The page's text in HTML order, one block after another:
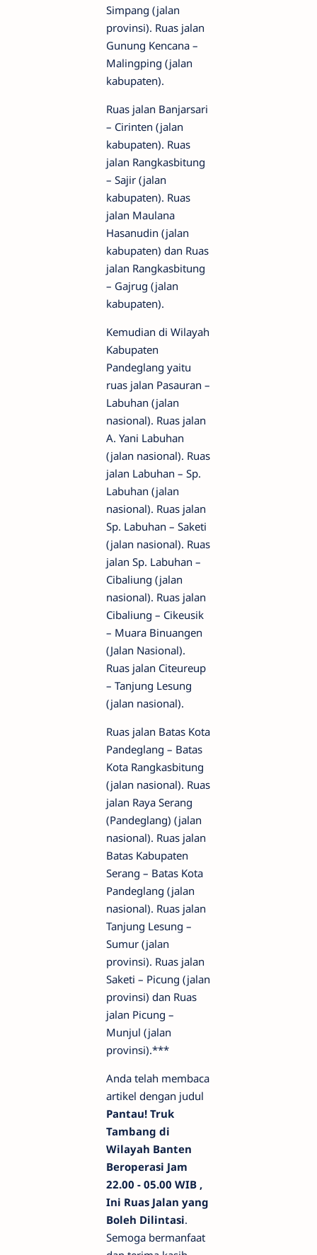
Simpang (jalan
provinsi). Ruas jalan
Gunung Kencana –
Malingping (jalan
kabupaten).
Ruas jalan Banjarsari
– Cirinten (jalan
kabupaten). Ruas
jalan Rangkasbitung
– Sajir (jalan
kabupaten). Ruas
jalan Maulana
Hasanudin (jalan
kabupaten) dan Ruas
jalan Rangkasbitung
– Gajrug (jalan
kabupaten).
Kemudian di Wilayah
Kabupaten
Pandeglang yaitu
ruas jalan Pasauran –
Labuhan (jalan
nasional). Ruas jalan
A. Yani Labuhan
(jalan nasional). Ruas
jalan Labuhan – Sp.
Labuhan (jalan
nasional). Ruas jalan
Sp. Labuhan – Saketi
(jalan nasional). Ruas
jalan Sp. Labuhan –
Cibaliung (jalan
nasional). Ruas jalan
Cibaliung – Cikeusik
– Muara Binuangen
(Jalan Nasional).
Ruas jalan Citeureup
– Tanjung Lesung
(jalan nasional).
Ruas jalan Batas Kota
Pandeglang – Batas
Kota Rangkasbitung
(jalan nasional). Ruas
jalan Raya Serang
(Pandeglang) (jalan
nasional). Ruas jalan
Batas Kabupaten
Serang – Batas Kota
Pandeglang (jalan
nasional). Ruas jalan
Tanjung Lesung –
Sumur (jalan
provinsi). Ruas jalan
Saketi – Picung (jalan
provinsi) dan Ruas
jalan Picung –
Munjul (jalan
provinsi).***
Anda telah membaca
artikel dengan judul
Pantau! Truk
Tambang di
Wilayah Banten
Beroperasi Jam
22.00 - 05.00 WIB ,
Ini Ruas Jalan yang
Boleh Dilintasi.
Semoga bermanfaat